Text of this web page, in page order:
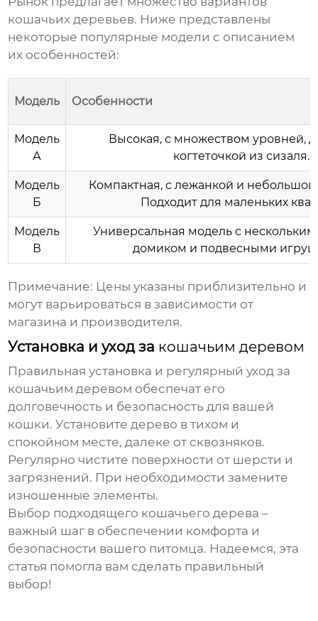
кошачьих деревьев. Ниже представлены
некоторые популярные модели с описанием
их особенностей:
Модель Особенности
Модель
А
Высокая, с множеством уровней,
когтеточкой из сизаля.
Модель
Б
Компактная, с лежанкой и небольшой
Подходит для маленьких
Модель
В
Универсальная модель с
домиком и подвесными
Примечание: Цены указаны приблизительно и
могут варьироваться в зависимости от
магазина и производителя.
Установка и уход за кошачьим деревом
Правильная установка и регулярный уход за
кошачьим деревом обеспечат его
долговечность и безопасность для вашей
кошки. Установите дерево в тихом и
спокойном месте, далеке от сквозняков.
Регулярно чистите поверхности от шерсти и
загрязнений. При необходимости замените
изношенные элементы.
Выбор подходящего кошачьего дерева –
важный шаг в обеспечении комфорта и
безопасности вашего питомца. Надеемся, эта
статья помогла вам сделать правильный
выбор!